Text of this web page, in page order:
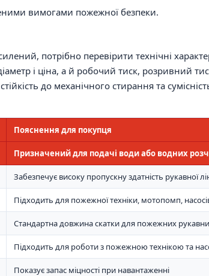
вимогами пожежної безпеки.
потрібно перевірити технічні
і ціна, а й робочий тиск, розривний
до механічного стирання та
Пояснення для покупця
Призначений для подачі води або водних
Забезпечує високу пропускну здатність рукавної
Підходить для пожежної техніки, мотопомп,
Стандартна довжина скатки для пожежних
Підходить для роботи з пожежною технікою та
Показує запас міцності при навантаженні